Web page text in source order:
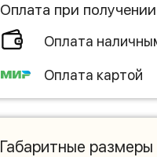
Оплата при получении
Оплата
Оплата картой
Габаритные размеры